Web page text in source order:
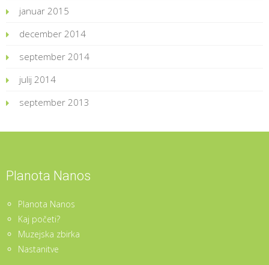
januar 2015
december 2014
september 2014
julij 2014
september 2013
Planota Nanos
Planota Nanos
Kaj početi?
Muzejska zbirka
Nastanitve